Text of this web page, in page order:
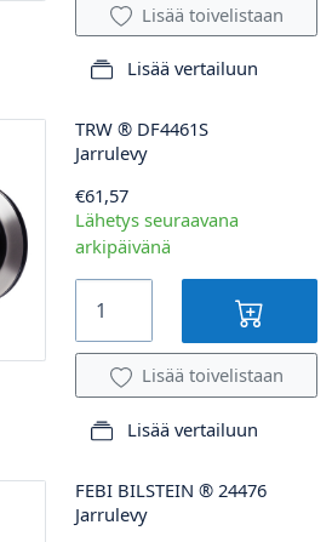
Lisää toivelistaan
Lisää vertailuun
TRW ® DF4461S
Jarrulevy
€61,57
Lähetys seuraavana
arkipäivänä
Lisää toivelistaan
Lisää vertailuun
FEBI BILSTEIN ® 24476
Jarrulevy